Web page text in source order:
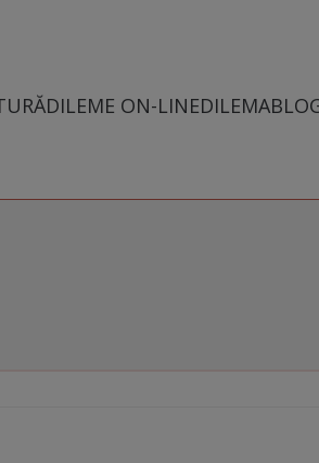
DILEME ON-LINE